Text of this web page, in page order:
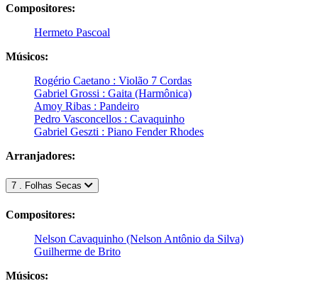
Compositores:
Hermeto Pascoal
Músicos:
Rogério Caetano : Violão 7 Cordas
Gabriel Grossi : Gaita (Harmônica)
Amoy Ribas : Pandeiro
Pedro Vasconcellos : Cavaquinho
Gabriel Geszti : Piano Fender Rhodes
Arranjadores:
7 . Folhas Secas
Compositores:
Nelson Cavaquinho (Nelson Antônio da Silva)
Guilherme de Brito
Músicos: